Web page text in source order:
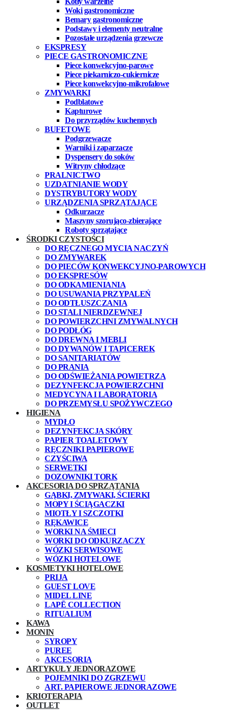
Woki gastronomiczne
Bemary gastronomiczne
Podstawy i elementy neutralne
Pozostałe urządzenia grzewcze
EKSPRESY
PIECE GASTRONOMICZNE
Piece konwekcyjno-parowe
Piece piekarniczo-cukiernicze
Piece konwekcyjno-mikrofalowe
ZMYWARKI
Podblatowe
Kapturowe
Do przyrządów kuchennych
BUFETOWE
Podgrzewacze
Warniki i zaparzacze
Dyspensery do soków
Witryny chłodzące
PRALNICTWO
UZDATNIANIE WODY
DYSTRYBUTORY WODY
URZĄDZENIA SPRZĄTAJĄCE
Odkurzacze
Maszyny szorująco-zbierające
Roboty sprzątające
ŚRODKI CZYSTOŚCI
DO RĘCZNEGO MYCIA NACZYŃ
DO ZMYWAREK
DO PIECÓW KONWEKCYJNO-PAROWYCH
DO EKSPRESÓW
DO ODKAMIENIANIA
DO USUWANIA PRZYPALEŃ
DO ODTŁUSZCZANIA
DO STALI NIERDZEWNEJ
DO POWIERZCHNI ZMYWALNYCH
DO PODŁÓG
DO DREWNA I MEBLI
DO DYWANÓW I TAPICEREK
DO SANITARIATÓW
DO PRANIA
DO ODŚWIEŻANIA POWIETRZA
DEZYNFEKCJA POWIERZCHNI
MEDYCYNA I LABORATORIA
DO PRZEMYSŁU SPOŻYWCZEGO
HIGIENA
MYDŁO
DEZYNFEKCJA SKÓRY
PAPIER TOALETOWY
RĘCZNIKI PAPIEROWE
CZYŚCIWA
SERWETKI
DOZOWNIKI TORK
AKCESORIA DO SPRZĄTANIA
GĄBKI, ZMYWAKI, ŚCIERKI
MOPY I ŚCIĄGACZKI
MIOTŁY I SZCZOTKI
RĘKAWICE
WORKI NA ŚMIECI
WORKI DO ODKURZACZY
WÓZKI SERWISOWE
WÓZKI HOTELOWE
KOSMETYKI HOTELOWE
PRIJA
GUEST LOVE
MIDEL LINE
LAPĒ COLLECTION
RITUALIUM
KAWA
MONIN
SYROPY
PUREE
AKCESORIA
ARTYKUŁY JEDNORAZOWE
POJEMNIKI DO ZGRZEWU
ART. PAPIEROWE JEDNORAZOWE
KRIOTERAPIA
OUTLET